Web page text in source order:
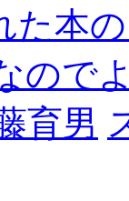
た本
ので
育男